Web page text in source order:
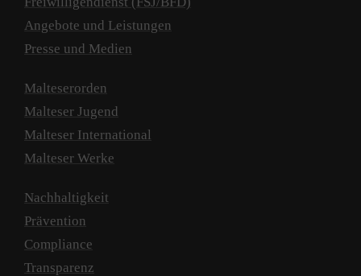
Angebote und Leistungen
Presse und Medien
Malteserorden
Malteser Jugend
Malteser International
Malteser Werke
Nachhaltigkeit
Prävention
Compliance
Transparenz